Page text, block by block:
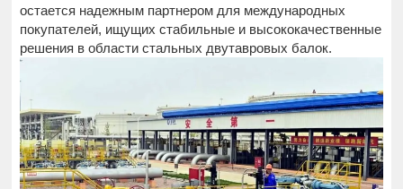
остается надежным партнером для международных
покупателей, ищущих стабильные и высококачественные
решения в области стальных двутавровых балок.